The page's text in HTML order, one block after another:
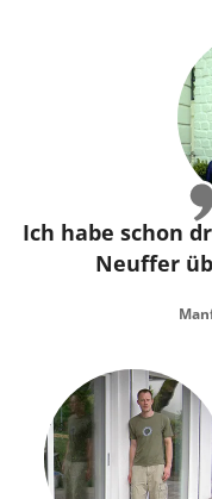
Ich habe schon
Neuffer